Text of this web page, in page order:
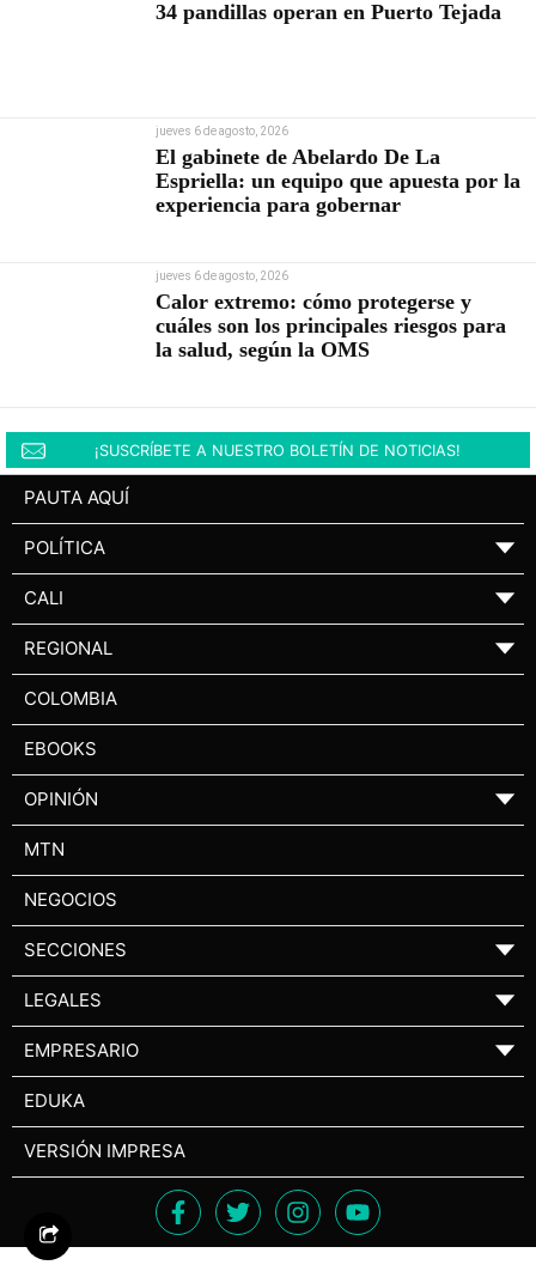
34 pandillas operan en Puerto Tejada
jueves 6 de agosto, 2026
El gabinete de Abelardo De La
Espriella: un equipo que apuesta por la
experiencia para gobernar
jueves 6 de agosto, 2026
Calor extremo: cómo protegerse y
cuáles son los principales riesgos para
la salud, según la OMS
¡SUSCRÍBETE A NUESTRO BOLETÍN DE NOTICIAS!
PAUTA AQUÍ
POLÍTICA ▼
CALI ▼
REGIONAL ▼
COLOMBIA
EBOOKS
OPINIÓN ▼
MTN
NEGOCIOS
SECCIONES ▼
LEGALES ▼
EMPRESARIO ▼
EDUKA
VERSIÓN IMPRESA